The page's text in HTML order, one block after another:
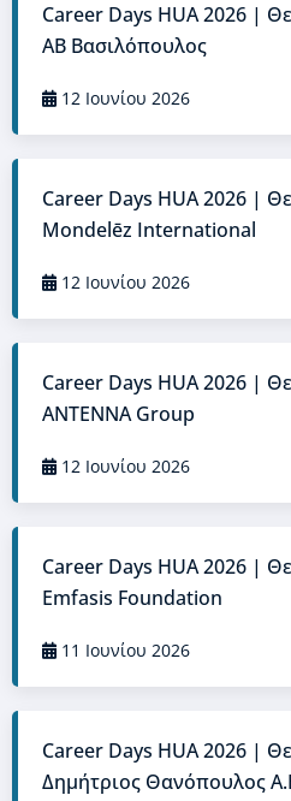
Career Days HUA 2026 |
ΑΒ Βασιλόπουλος
12 Ιουνίου 2026
Career Days HUA 2026 |
Mondelēz International
12 Ιουνίου 2026
Career Days HUA 2026 |
ANTENNA Group
12 Ιουνίου 2026
Career Days HUA 2026 |
Emfasis Foundation
11 Ιουνίου 2026
Career Days HUA 2026 |
Δημήτριος Θανόπουλος